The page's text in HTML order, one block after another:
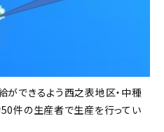
できるよう西之表地区・中種
件の生産者で生産を行ってい